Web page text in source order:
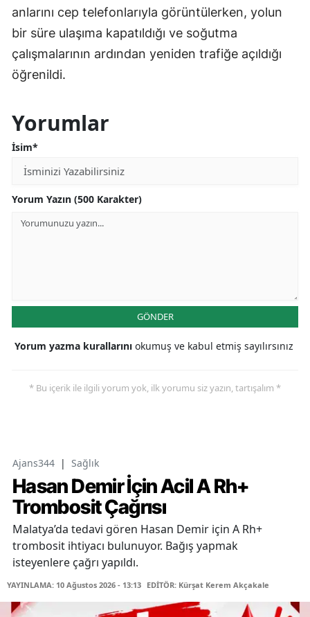
anlarını cep telefonlarıyla görüntülerken, yolun
bir süre ulaşıma kapatıldığı ve soğutma
çalışmalarının ardından yeniden trafiğe açıldığı
öğrenildi.
Yorumlar
İsim*
Yorum Yazın (500 Karakter)
GÖNDER
Yorum yazma kurallarını okumuş ve kabul etmiş sayılırsınız
* Bu içerik ile ilgili yorum yok, ilk yorumu siz yazın, tartışalım *
Ajans344 | Sağlık
Hasan Demir İçin Acil A Rh+
Trombosit Çağrısı
Malatya’da tedavi gören Hasan Demir için A Rh+
trombosit ihtiyacı bulunuyor. Bağış yapmak
isteyenlere çağrı yapıldı.
YAYINLAMA: 10 Ağustos 2026 - 13:13 EDİTÖR: Kürşat Kerem Akçakale